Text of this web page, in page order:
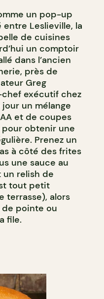
un pop-up
Leslieville, la
de cuisines
un comptoir
dans l’ancien
près de
Greg
chef exécutif chez
un mélange
et de coupes
pour obtenir une
Prenez un
à côté des frites
une sauce au
relish de
tout petit
terrasse), alors
de pointe ou
file.